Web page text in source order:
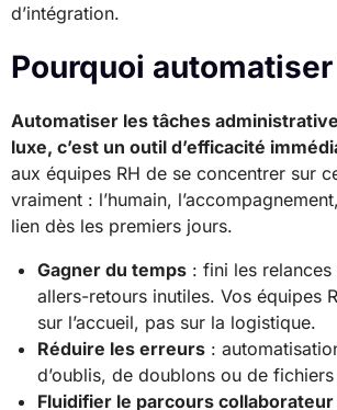
d’intégration.
Pourquoi automatiser
Automatiser les tâches
luxe, c’est un outil d’efficacité
aux équipes RH de se concentrer sur
vraiment : l’humain,
lien dès les premiers jours.
Gagner du temps : fini les
allers-retours inutiles. Vos équipes
sur l’accueil, pas sur la logistique.
Réduire les erreurs :
d’oublis, de doublons ou de
Fluidifier le parcours collaborateur